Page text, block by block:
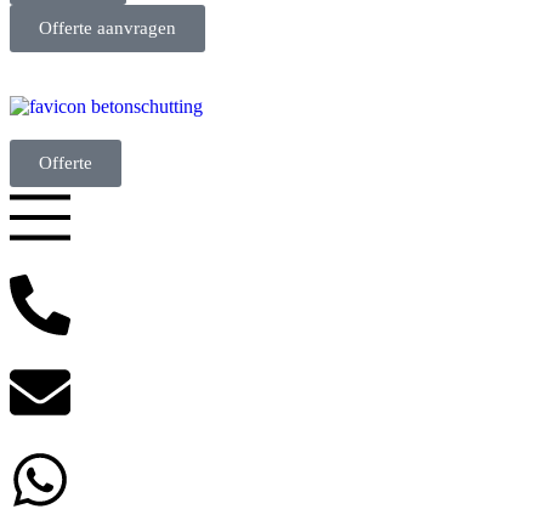
Offerte aanvragen
Offerte